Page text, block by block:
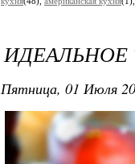
Пятница, 01 Июля